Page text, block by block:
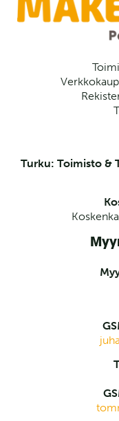
Turku: Toimisto &